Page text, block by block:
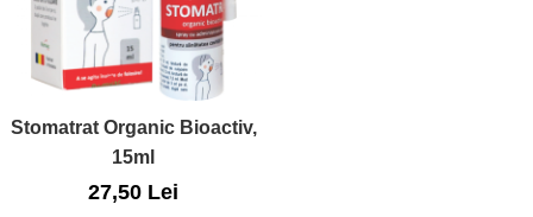
Stomatrat Organic Bioactiv,
15ml
27,50 Lei